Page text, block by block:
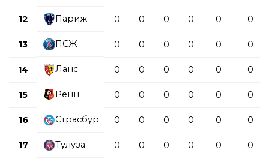
12 Париж 0 0 0 0 0 0
13 ПСЖ 0 0 0 0 0 0
14 Ланс 0 0 0 0 0 0
15 Ренн 0 0 0 0 0 0
16 Страсбур 0 0 0 0 0 0
17 Тулуза 0 0 0 0 0 0